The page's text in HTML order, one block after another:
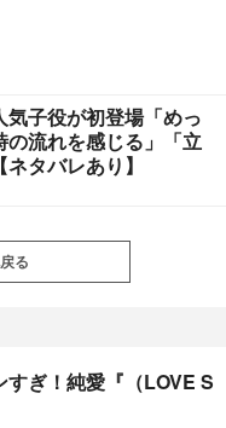
気子役が初登場「めっ
の流れを感じる」「立
タバレあり】
る
すぎ！純愛『（LOVE S